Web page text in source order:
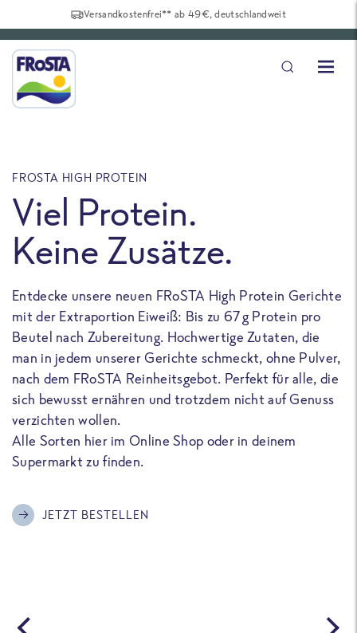
Versandkostenfrei** ab 49€, deutschlandweit
FROSTA HIGH PROTEIN
Viel Protein.
Keine Zusätze.
Entdecke unsere neuen FRoSTA High Protein Gerichte
mit der Extraportion Eiweiß: Bis zu 67 g Protein pro
Beutel nach Zubereitung. Hochwertige Zutaten, die
man in jedem unserer Gerichte schmeckt, ohne Pulver,
nach dem FRoSTA Reinheitsgebot. Perfekt für alle, die
sich bewusst ernähren und trotzdem nicht auf Genuss
verzichten wollen.
Alle Sorten hier im Online Shop oder in deinem
Supermarkt zu finden.
JETZT BESTELLEN